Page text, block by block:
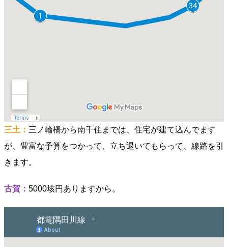
三土： 三ノ輪橋から南千住までは、住宅が建て込んでます
が、豊富な予算をつかって、立ち退いてもらって、線路を引
きます。
古賀： 5000垓円ありますから。